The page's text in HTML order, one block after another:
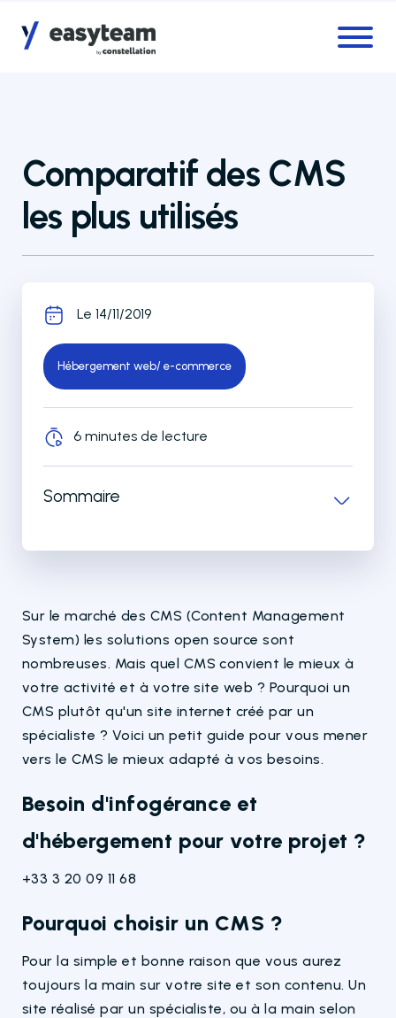
Comparatif des CMS
les plus utilisés
Le 14/11/2019
Hébergement web/ e-commerce
6 minutes de lecture
Sommaire
Sur le marché des CMS (Content Management
System) les solutions open source sont
nombreuses. Mais quel CMS convient le mieux à
votre activité et à votre site web ? Pourquoi un
CMS plutôt qu'un site internet créé par un
spécialiste ? Voici un petit guide pour vous mener
vers le CMS le mieux adapté à vos besoins.
Besoin d'infogérance et
d'hébergement pour votre projet ?
+33 3 20 09 11 68
Pourquoi choisir un CMS ?
Pour la simple et bonne raison que vous aurez
toujours la main sur votre site et son contenu. Un
site réalisé par un spécialiste, ou à la main selon